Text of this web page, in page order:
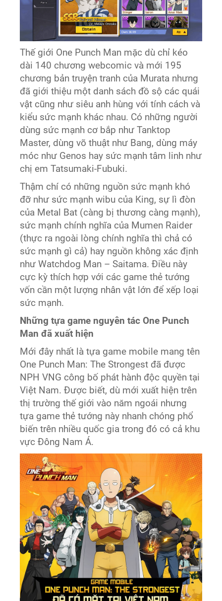
Thế giới One Punch Man mặc dù chỉ kéo
dài 140 chương webcomic và mới 195
chương bản truyện tranh của Murata nhưng
đã giới thiệu một danh sách đồ sộ các quái
vật cũng như siêu anh hùng với tính cách và
kiểu sức mạnh khác nhau. Có những người
dùng sức mạnh cơ bắp như Tanktop
Master, dùng võ thuật như Bang, dùng máy
móc như Genos hay sức mạnh tâm linh như
chị em Tatsumaki-Fubuki.
Thậm chí có những nguồn sức mạnh khó
đỡ như sức mạnh wibu của King, sự lì đòn
của Metal Bat (càng bị thương càng mạnh),
sức mạnh chính nghĩa của Mumen Raider
(thực ra ngoài lòng chính nghĩa thì chả có
sức mạnh gì cả) hay nguồn không xác định
như Watchdog Man – Saitama. Điều này
cực kỳ thích hợp với các game thẻ tướng
vốn cần một lượng nhân vật lớn để xếp loại
sức mạnh.
Nhữngtựagame nguyên tác One Punch
Manđã xuất hiện
Mới đây nhất là tựa game mobile mang tên
One Punch Man: The Strongest đã được
NPH VNG công bố phát hành độc quyền tại
Việt Nam. Được biết, dù mới xuất hiện trên
thị trường thế giới vào năm ngoái nhưng
tựa game thẻ tướng này nhanh chóng phổ
biến trên nhiều quốc gia trong đó có cả khu
vực Đông Nam Á.